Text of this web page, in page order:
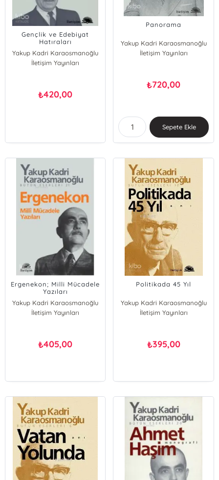
Gençlik ve Edebiyat
Hatıraları
Yakup Kadri Karaosmanoğlu
İletişim Yayınları
₺420,00
Panorama
Yakup Kadri Karaosmanoğlu
İletişim Yayınları
₺720,00
Sepete Ekle
Ergenekon; Milli Mücadele
Yazıları
Yakup Kadri Karaosmanoğlu
İletişim Yayınları
₺405,00
Politikada 45 Yıl
Yakup Kadri Karaosmanoğlu
İletişim Yayınları
₺395,00